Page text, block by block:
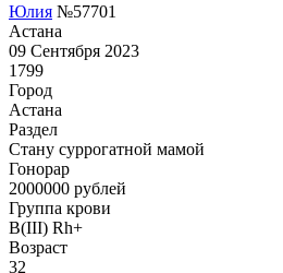
Юлия №57701
Астана
09 Сентября 2023
1799
Город
Астана
Раздел
Cтану суррогатной мамой
Гонoрар
2000000 рублей
Группа крови
B(III) Rh+
Возраст
32